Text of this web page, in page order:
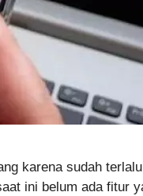
karena sudah
ini belum ada fitur